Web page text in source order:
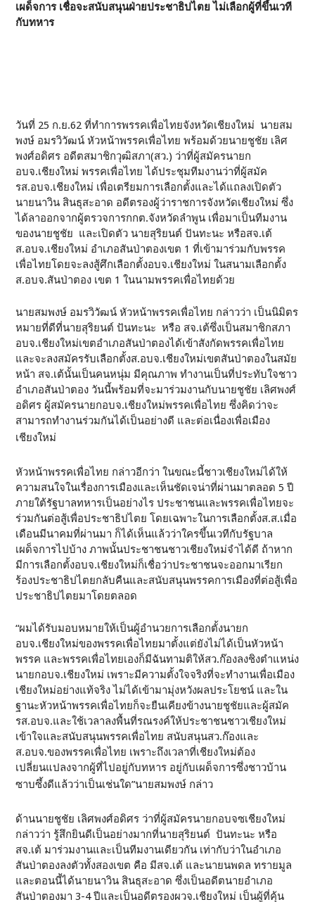
เผด็จการ เชื่อจะสนับสนุนฝ่ายประชาธิปไตย ไม่เลือกผู้ที่ขึ้นเวที
กับทหาร
วันที่ 25 ก.ย.62 ที่ทำการพรรคเพื่อไทยจังหวัดเชียงใหม่ นายสม
พงษ์ อมรวิวัฒน์ หัวหน้าพรรคเพื่อไทย พร้อมด้วยนายชูชัย เลิศ
พงศ์อดิศร อดีตสมาชิกวุฒิสภา(สว.) ว่าที่ผู้สมัครนายก
อบจ.เชียงใหม่ พรรคเพื่อไทย ได้ประชุมทีมงานว่าที่ผู้สมัค
รส.อบจ.เชียงใหม่ เพื่อเตรียมการเลือกตั้งและได้แถลงเปิดตัว
นายนาวิน สินธุสะอาด อดีตรองผู้ว่าราชการจังหวัดเชียงใหม่ ซึ่ง
ได้ลาออกจากผู้ตรวจการกกต.จังหวัดลำพูน เพื่อมาเป็นทีมงาน
ของนายชูชัย และเปิดตัว นายสุริยนต์ ปันทะนะ หรือสจ.เต้
ส.อบจ.เชียงใหม่ อำเภอสันป่าตองเขต 1 ที่เข้ามาร่วมกับพรรค
เพื่อไทยโดยจะลงสู้ศึกเลือกตั้งอบจ.เชียงใหม่ ในสนามเลือกตั้ง
ส.อบจ.สันป่าตอง เขต 1 ในนามพรรคเพื่อไทยด้วย
นายสมพงษ์ อมรวิวัฒน์ หัวหน้าพรรคเพื่อไทย กล่าวว่า เป็นนิมิตร
หมายที่ดีที่นายสุริยนต์ ปันทะนะ หรือ สจ.เต้ซึ่งเป็นสมาชิกสภา
อบจ.เชียงใหม่เขตอำเภอสันป่าตองได้เข้าสังกัดพรรคเพื่อไทย
และจะลงสมัครรับเลือกตั้งส.อบจ.เชียงใหม่เขตสันป่าตองในสมัย
หน้า สจ.เต้นั้นเป็นคนหนุ่ม มีคุณภาพ ทำงานเป็นที่ประทับใจชาว
อำเภอสันป่าตอง วันนี้พร้อมที่จะมาร่วมงานกับนายชูชัย เลิศพงศ์
อดิศร ผู้สมัครนายกอบจ.เชียงใหม่พรรคเพื่อไทย ซึ่งคิดว่าจะ
สามารถทำงานร่วมกันได้เป็นอย่างดี และต่อเนื่องเพื่อเมือง
เชียงใหม่
หัวหน้าพรรคเพื่อไทย กล่าวอีกว่า ในขณะนี้ชาวเชียงใหม่ได้ให้
ความสนใจในเรื่องการเมืองและเห็นชัดเจน่าที่ผ่านมาตลอด 5 ปี
ภายใต้รัฐบาลทหารเป็นอย่างไร ประชาชนและพรรคเพื่อไทยจะ
ร่วมกันต่อสู้เพื่อประชาธิปไตย โดยเฉพาะในการเลือกตั้งส.ส.เมื่อ
เดือนมีนาคมที่ผ่านมา ก็ได้เห็นแล้วว่าใครขึ้นเวทีกับรัฐบาล
เผด็จการไปบ้าง ภาพนั้นประชาชนชาวเชียงใหม่จำได้ดี ถ้าหาก
มีการเลือกตั้งอบจ.เชียงใหม่ก็เชื่อว่าประชาชนจะออกมาเรียก
ร้องประชาธิปไตยกลับคืนและสนับสนุนพรรคการเมืองที่ต่อสู้เพื่อ
ประชาธิปไตยมาโดยตลอด
“ผมได้รับมอบหมายให้เป็นผู้อำนวยการเลือกตั้งนายก
อบจ.เชียงใหม่ของพรรคเพื่อไทยมาตั้งแต่ยังไม่ได้เป็นหัวหน้า
พรรค และพรรคเพื่อไทยเองก็มีฉันทามติให้สว.ก๊องลงชิงตำแหน่ง
นายกอบจ.เชียงใหม่ เพราะมีความตั้งใจจริงที่จะทำงานเพื่อเมือง
เชียงใหม่อย่างแท้จริง ไม่ได้เข้ามามุ่งหวังผลประโยชน์ และใน
ฐานะหัวหน้าพรรคเพื่อไทยก็จะยืนเคียงข้างนายชูชัยและผู้สมัค
รส.อบจ.และใช้เวลาลงพื้นที่รณรงค์ให้ประชาชนชาวเชียงใหม่
เข้าใจและสนับสนุนพรรคเพื่อไทย สนับสนุนสว.ก๊องและ
ส.อบจ.ของพรรคเพื่อไทย เพราะถึงเวลาที่เชียงใหม่ต้อง
เปลี่ยนแปลงจากผู้ที่ไปอยู่กับทหาร อยู่กับเผด็จการซึ่งชาวบ้าน
ซาบซึ้งดีแล้วว่าเป็นเช่นใด”นายสมพงษ์ กล่าว
ด้านนายชูชัย เลิศพงศ์อดิศร ว่าที่ผู้สมัครนายกอบจซเชียงใหม่
กล่าวว่า รู้สึกยินดีเป็นอย่างมากที่นายสุริยนต์ ปันทะนะ หรือ
สจ.เต้ มาร่วมงานและเป็นทีมงานเดียวกัน เท่ากับว่าในอำเภอ
สันป่าตองลงตัวทั้งสองเขต คือ มีสจ.เต้ และนายนพดล ทรายมูล
และตอนนี้ได้นายนาวิน สินธุสะอาด ซึ่งเป็นอดีตนายอำเภอ
สันป่าตองมา 3-4 ปีและเป็นอดีตรองผวจ.เชียงใหม่ เป็นผู้ที่คุ้น